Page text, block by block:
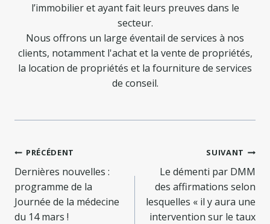
l’immobilier et ayant fait leurs preuves dans le
secteur.
Nous offrons un large éventail de services à nos
clients, notamment l'achat et la vente de propriétés,
la location de propriétés et la fourniture de services
de conseil.
Navigation
de
l’article
PRÉCÉDENT
Dernières nouvelles :
programme de la
Journée de la médecine
du 14 mars !
SUIVANT
Le démenti par DMM
des affirmations selon
lesquelles « il y aura une
intervention sur le taux